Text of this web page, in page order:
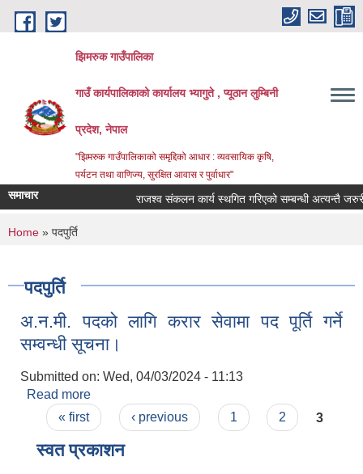
Skip to main content
झिमरुक गाउँपालिका
गाउँ कार्यपालिकाको कार्यालय भ्यागुते , प्यूठान लुम्बिनी
प्रदेश, नेपाल
"झिमरुक गाउँपालिकाको समृद्दिको आधार : व्यवसायिक कृषि,
पर्यटन तथा वाणिज्य, सुरक्षित आवास र पुर्वाधार"
समाचार राजश्व संकलन कार्य स्थगित गरिएको सम्बन्धी अत्यन्तै जरुरी
You are here
Home » पदपुर्ति
पदपुर्ति
अ.न.मी. पदको लागि करार सेवामा पद पूर्ति गर्ने
सम्वन्धी सूचना।
Submitted on: Wed, 04/03/2024 - 11:13
Read more
सम्वन्धी सूचना।
Pages
« first ‹ previous 1 2 3
स्वत प्रकाशन